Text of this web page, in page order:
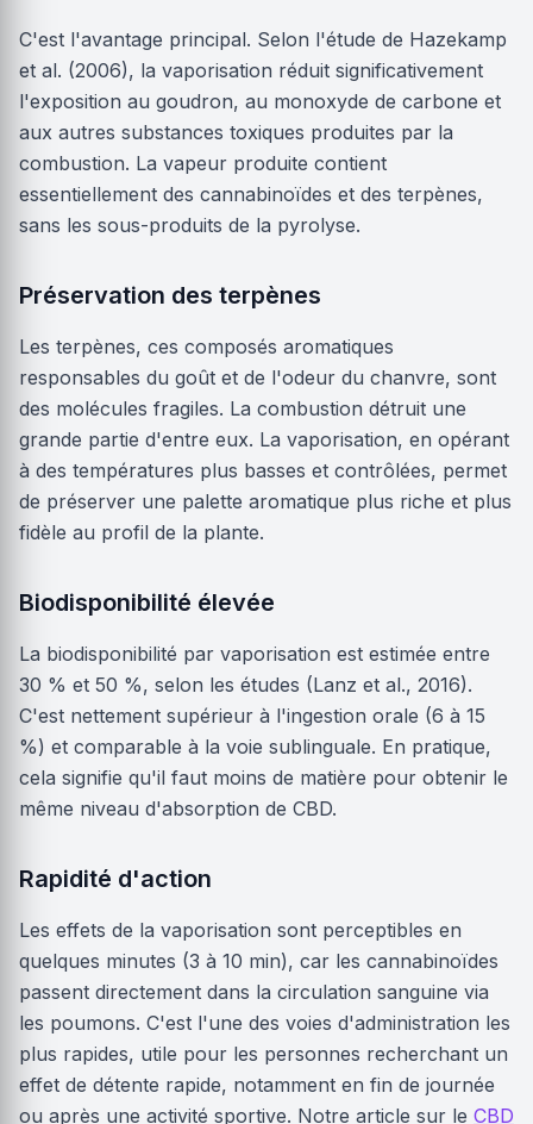
C'est l'avantage principal. Selon l'étude de Hazekamp
et al. (2006), la vaporisation réduit significativement
l'exposition au goudron, au monoxyde de carbone et
aux autres substances toxiques produites par la
combustion. La vapeur produite contient
essentiellement des cannabinoïdes et des terpènes,
sans les sous-produits de la pyrolyse.
Préservation des terpènes
Les terpènes, ces composés aromatiques
responsables du goût et de l'odeur du chanvre, sont
des molécules fragiles. La combustion détruit une
grande partie d'entre eux. La vaporisation, en opérant
à des températures plus basses et contrôlées, permet
de préserver une palette aromatique plus riche et plus
fidèle au profil de la plante.
Biodisponibilité élevée
La biodisponibilité par vaporisation est estimée entre
30 % et 50 %, selon les études (Lanz et al., 2016).
C'est nettement supérieur à l'ingestion orale (6 à 15
%) et comparable à la voie sublinguale. En pratique,
cela signifie qu'il faut moins de matière pour obtenir le
même niveau d'absorption de CBD.
Rapidité d'action
Les effets de la vaporisation sont perceptibles en
quelques minutes (3 à 10 min), car les cannabinoïdes
passent directement dans la circulation sanguine via
les poumons. C'est l'une des voies d'administration les
plus rapides, utile pour les personnes recherchant un
effet de détente rapide, notamment en fin de journée
ou après une activité sportive. Notre article sur le CBD